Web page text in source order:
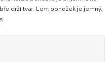
drží tvar. Lem ponožek je jemný,